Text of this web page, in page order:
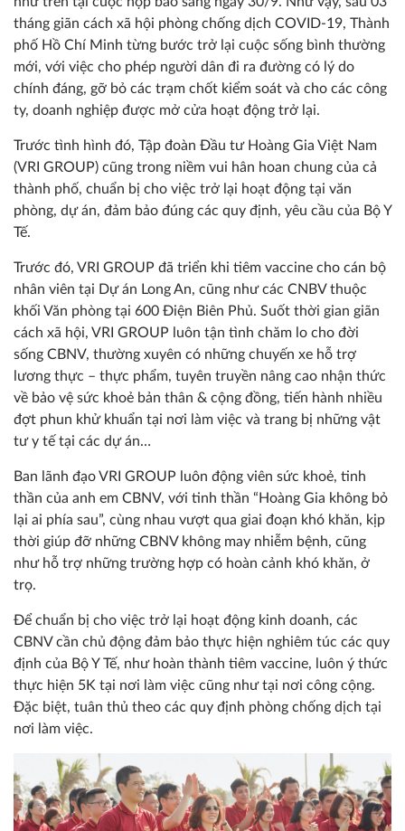
tháng giãn cách xã hội phòng chống dịch COVID-19, Thành
phố Hồ Chí Minh từng bước trở lại cuộc sống bình thường
mới, với việc cho phép người dân đi ra đường có lý do
chính đáng, gỡ bỏ các trạm chốt kiểm soát và cho các công
ty, doanh nghiệp được mở cửa hoạt động trở lại.
Trước tình hình đó, Tập đoàn Đầu tư Hoàng Gia Việt Nam
(VRI GROUP) cũng trong niềm vui hân hoan chung của cả
thành phố, chuẩn bị cho việc trở lại hoạt động tại văn
phòng, dự án, đảm bảo đúng các quy định, yêu cầu của Bộ Y
Tế.
Trước đó, VRI GROUP đã triển khi tiêm vaccine cho cán bộ
nhân viên tại Dự án Long An, cũng như các CNBV thuộc
khối Văn phòng tại 600 Điện Biên Phủ. Suốt thời gian giãn
cách xã hội, VRI GROUP luôn tận tình chăm lo cho đời
sống CBNV, thường xuyên có những chuyến xe hỗ trợ
lương thực – thực phẩm, tuyên truyền nâng cao nhận thức
về bảo vệ sức khoẻ bản thân & cộng đồng, tiến hành nhiều
đợt phun khử khuẩn tại nơi làm việc và trang bị những vật
tư y tế tại các dự án…
Ban lãnh đạo VRI GROUP luôn động viên sức khoẻ, tinh
thần của anh em CBNV, với tinh thần “Hoàng Gia không bỏ
lại ai phía sau”, cùng nhau vượt qua giai đoạn khó khăn, kịp
thời giúp đỡ những CBNV không may nhiễm bệnh, cũng
như hỗ trợ những trường hợp có hoàn cảnh khó khăn, ở
trọ.
Để chuẩn bị cho việc trở lại hoạt động kinh doanh, các
CBNV cần chủ động đảm bảo thực hiện nghiêm túc các quy
định của Bộ Y Tế, như hoàn thành tiêm vaccine, luôn ý thức
thực hiện 5K tại nơi làm việc cũng như tại nơi công cộng.
Đặc biệt, tuân thủ theo các quy định phòng chống dịch tại
nơi làm việc.